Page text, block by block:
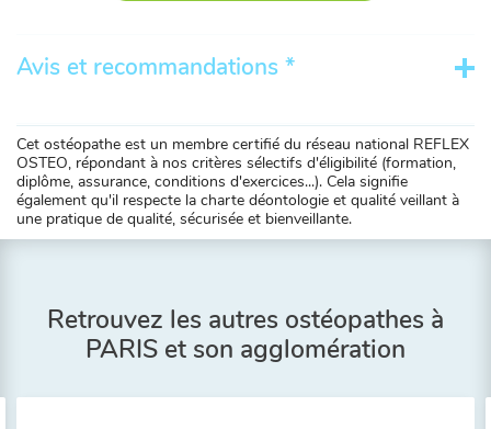
Avis et recommandations *
Cet ostéopathe est un membre certifié du réseau national REFLEX
OSTEO, répondant à nos critères sélectifs d'éligibilité (formation,
diplôme, assurance, conditions d'exercices...). Cela signifie
également qu'il respecte la charte déontologie et qualité veillant à
une pratique de qualité, sécurisée et bienveillante.
Retrouvez les autres ostéopathes à
PARIS et son agglomération